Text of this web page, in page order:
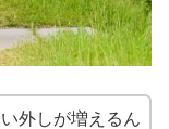
外しが増えるん